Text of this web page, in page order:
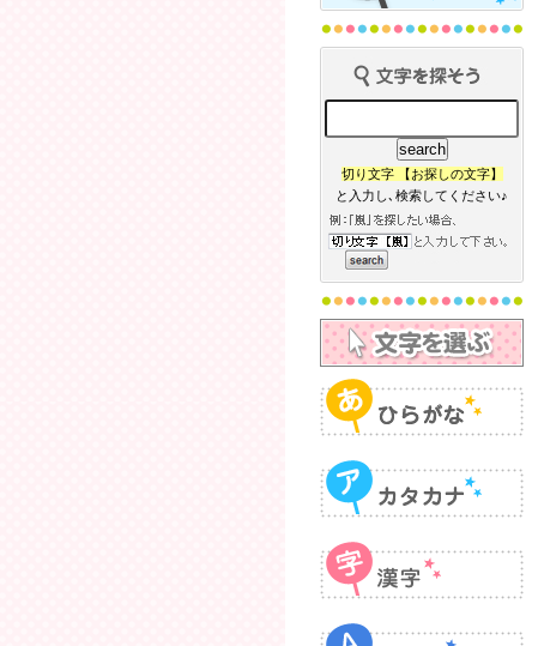
切り文字 【お探しの文字】
と入力し､検索してください♪